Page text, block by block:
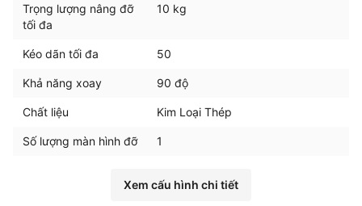
Trọng lượng nâng đỡ
tối đa
10 kg
Kéo dãn tối đa 50
Khả năng xoay 90 độ
Chất liệu Kim Loại Thép
Số lượng màn hình đỡ 1
Xem cấu hình chi tiết